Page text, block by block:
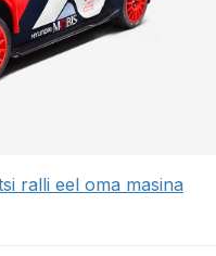
ralli eel oma masina